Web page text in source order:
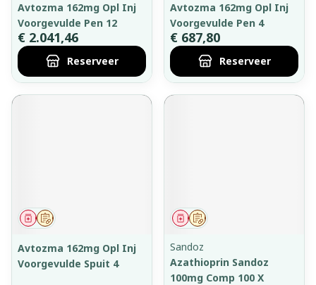
Avtozma 162mg Opl Inj
Voorgevulde Pen 12
€ 2.041,46
Reserveer
Avtozma 162mg Opl Inj
Voorgevulde Pen 4
€ 687,80
Reserveer
Op voorschrift
Geneesmiddel
Avtozma 162mg Opl Inj
Voorgevulde Spuit 4
Op voorschrift
Geneesmiddel
Sandoz
Azathioprin Sandoz
100mg Comp 100 X